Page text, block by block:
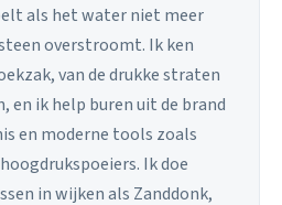
als het water niet meer
overstroomt. Ik ken
van de drukke straten
en ik help buren uit de brand
en moderne tools zoals
Ik doe
in wijken als Zanddonk,